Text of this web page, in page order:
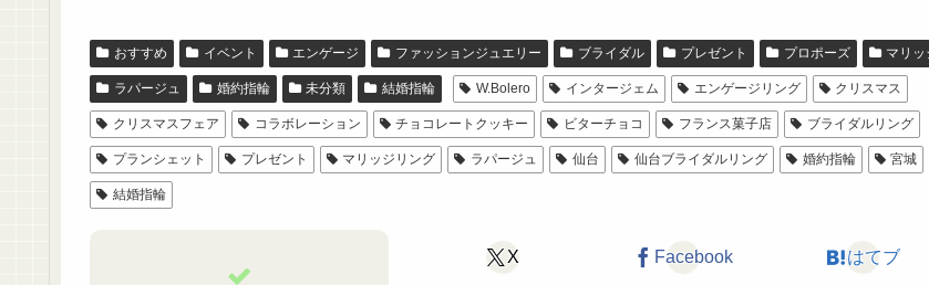
おすすめ イベント エンゲージ ファッションジュエリー ブライダル プレゼント プロポーズ マリッ
ラパージュ 婚約指輪 未分類 結婚指輪 W.Bolero インタージェム エンゲージリング クリスマス
クリスマスフェア コラボレーション チョコレートクッキー ビターチョコ フランス菓子店 ブライダルリング
プランシェット プレゼント マリッジリング ラパージュ 仙台 仙台ブライダルリング 婚約指輪 宮城
結婚指輪
X Facebook はてブ